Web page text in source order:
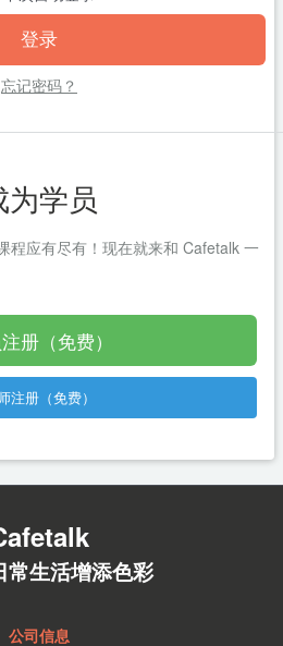
忘记密码？
为学员
程应有尽有！现在就来和 Cafetalk 一
册（免费）
注册（免费）
常生活增添色彩
公司信息